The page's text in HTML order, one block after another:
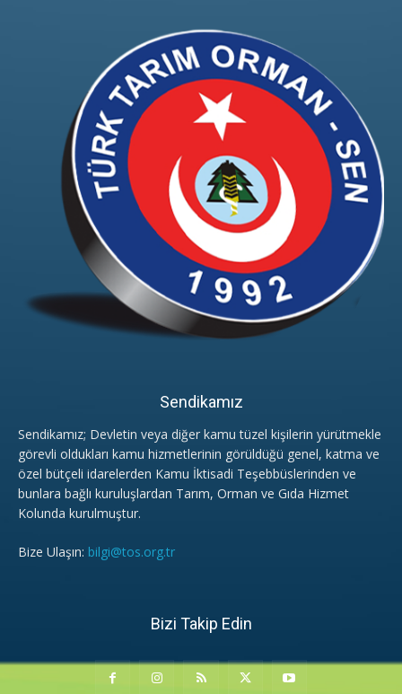
Sendikamız
Sendikamız; Devletin veya diğer kamu tüzel kişilerin yürütmekle
görevli oldukları kamu hizmetlerinin görüldüğü genel, katma ve
özel bütçeli idarelerden Kamu İktisadi Teşebbüslerinden ve
bunlara bağlı kuruluşlardan Tarım, Orman ve Gıda Hizmet
Kolunda kurulmuştur.
Bize Ulaşın: bilgi@tos.org.tr
Bizi Takip Edin